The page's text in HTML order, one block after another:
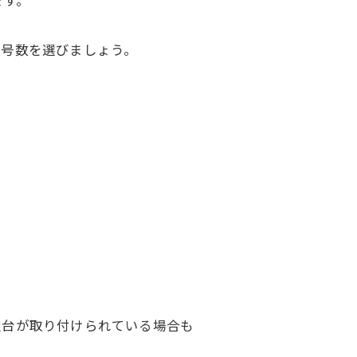
数を選びましょう。
が取り付けられている場合も